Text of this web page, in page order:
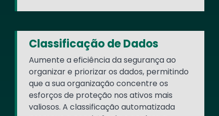
Classificação de Dados
Aumente a eficiência da segurança ao
organizar e priorizar os dados, permitindo
que a sua organização concentre os
esforços de proteção nos ativos mais
valiosos. A classificação automatizada